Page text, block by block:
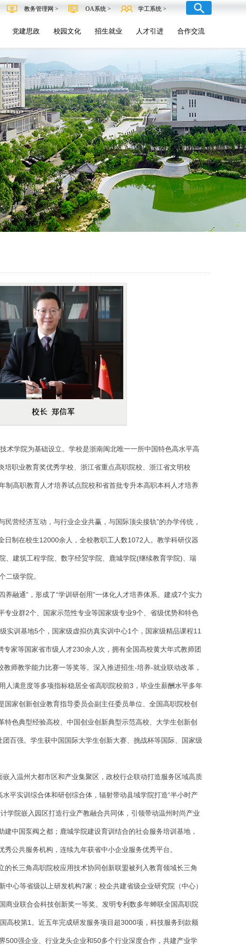
教务管理网 > OA系统 > 学工系统 >
党建思政 校园文化 招生就业 人才引进 合作交流
术学院为基础设立。学校是浙南闽北唯一一所中国特色高水平高
职业教育奖优秀学校、浙江省重点高职院校、浙江省文明校
制高职教育人才培养试点院校和省首批专升本高职本科人才培养
营经济互动，与行业企业共赢，与国际顶尖接轨”的办学传统，
日制在校生12000余人，全校教职工人数1072人。教学科研仪器
、建筑工程学院、数字经贸学院、鹿城学院(继续教育学院)、瑞
二级学院。
融通”，形成了“学训研创用”一体化人才培养体系。建成7个实力
业群2个、国家示范性专业等国家级专业9个、省级优势和特色
实训基地5个，国家级虚拟仿真实训中心1个，国家级精品课程11
家等国家省市级人才230余人次，拥有全国高校黄大年式教师团
师教学能力比赛一等奖等。深入推进招生-培养-就业联动改革，
满意度等多项指标稳居全省高职院校前3，毕业生薪酬水平多年
家创新创业教育指导委员会副主任委员单位、全国高职院校创
色典型经验高校、中国创业创新典型示范高校、大学生创新创
百强。学生获中国国际大学生创新大赛、挑战杯等国际、国家级
入温州大都市区和产业集聚区，政校行企联动打造服务区域高质
平实训综合体和研创综合体，辐射带动县域学院打造“半小时产
学院嵌入园区打造行业产教融合共同体，引领带动温州时尚产业
中国泵阀之都；鹿城学院建设育训结合的社会服务培训基地，
公共服务机构，连续九年获省中小企业服务优秀平台。
长三角高职院校应用技术协同创新联盟被列入教育领域长三角
心等省级以上研发机构7家；校企共建省级企业研究院（中心）
业联合会科技创新奖一等奖。发明专利数多年蝉联全国高职院
高校第1。近五年完成研发服务项目超3000项，科技服务到款额
500强企业、行业龙头企业和50多个行业深度合作，共建产业学